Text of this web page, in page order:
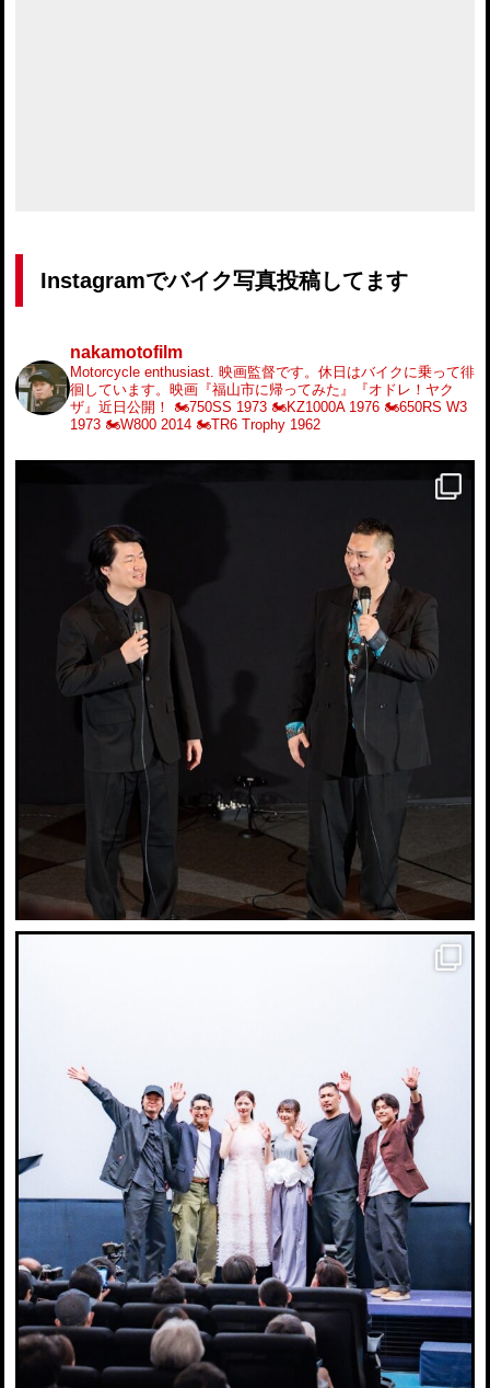
Instagramでバイク写真投稿してます
nakamotofilm
Motorcycle enthusiast. 映画監督です。休日はバイクに乗って徘
徊しています。映画『福山市に帰ってみた』『オドレ！ヤク
ザ』近日公開！
🏍️750SS 1973 🏍️KZ1000A 1976 🏍️650RS W3
1973 🏍️W800 2014 🏍️TR6 Trophy 1962